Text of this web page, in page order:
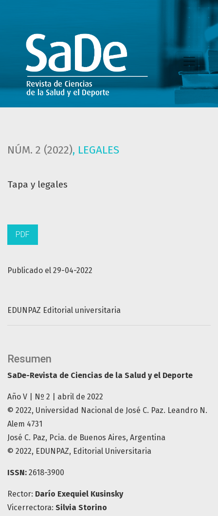
NÚM. 2 (2022), LEGALES
Tapa y legales
Publicado el 29-04-2022
PDF
EDUNPAZ Editorial universitaria
Resumen
SaDe-Revista de Ciencias de la Salud y el Deporte
Año V | Nº 2 | abril de 2022
© 2022, Universidad Nacional de José C. Paz. Leandro N.
Alem 4731
José C. Paz, Pcia. de Buenos Aires, Argentina
© 2022, EDUNPAZ, Editorial Universitaria
ISSN: 2618-3900
Rector: Darío Exequiel Kusinsky
Vicerrectora: Silvia Storino